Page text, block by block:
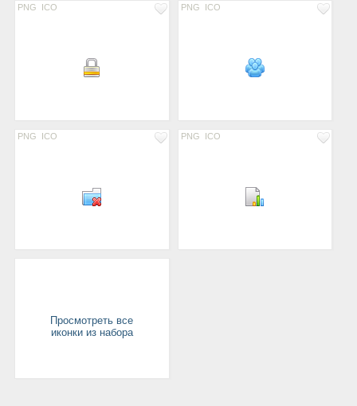
PNG ICO PNG ICO
PNG ICO PNG ICO
Просмотреть все
иконки из набора